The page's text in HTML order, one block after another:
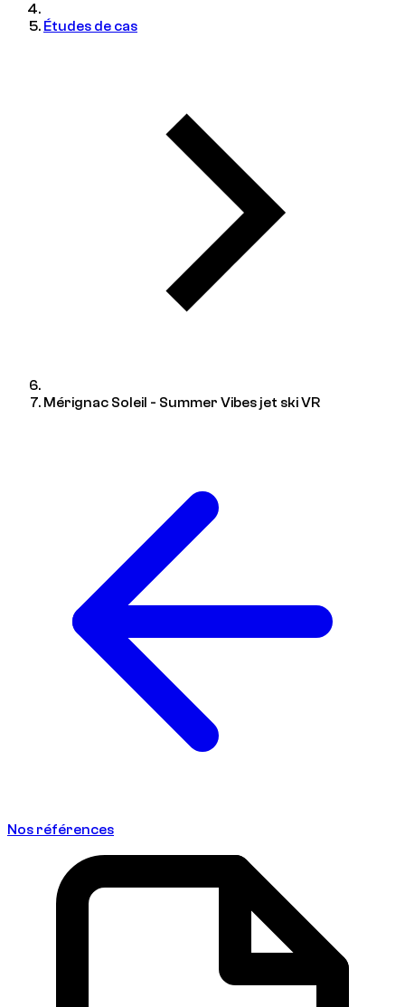
Études de cas
Mérignac Soleil - Summer Vibes jet ski VR
Nos références